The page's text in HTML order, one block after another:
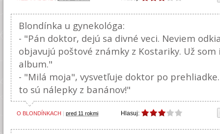
Blondínka u gynekológa:
- "Pán doktor, dejú sa divné veci. Neviem
objavujú poštové známky z Kostariky. Už
album."
- "Milá moja", vysvetľuje doktor po
to sú nálepky z banánov!"
O BLONDÍNKACH | pred 11 rokmi Hlasuj: